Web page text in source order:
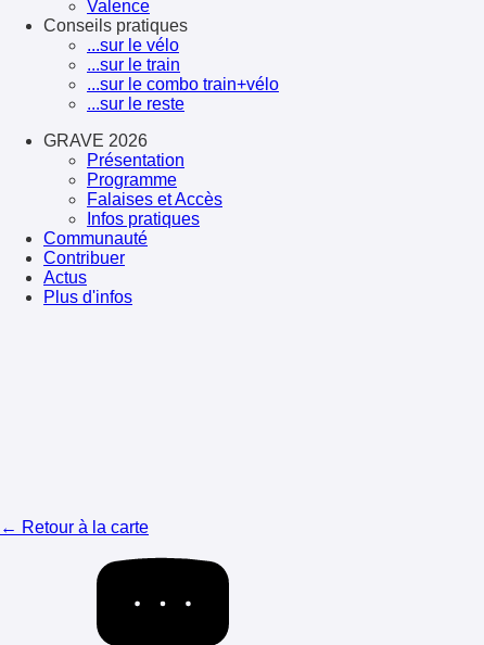
Valence
Conseils pratiques
...sur le vélo
...sur le train
...sur le combo train+vélo
...sur le reste
GRAVE 2026
Présentation
Programme
Falaises et Accès
Infos pratiques
Communauté
Contribuer
Actus
Plus d'infos
← Retour à la carte